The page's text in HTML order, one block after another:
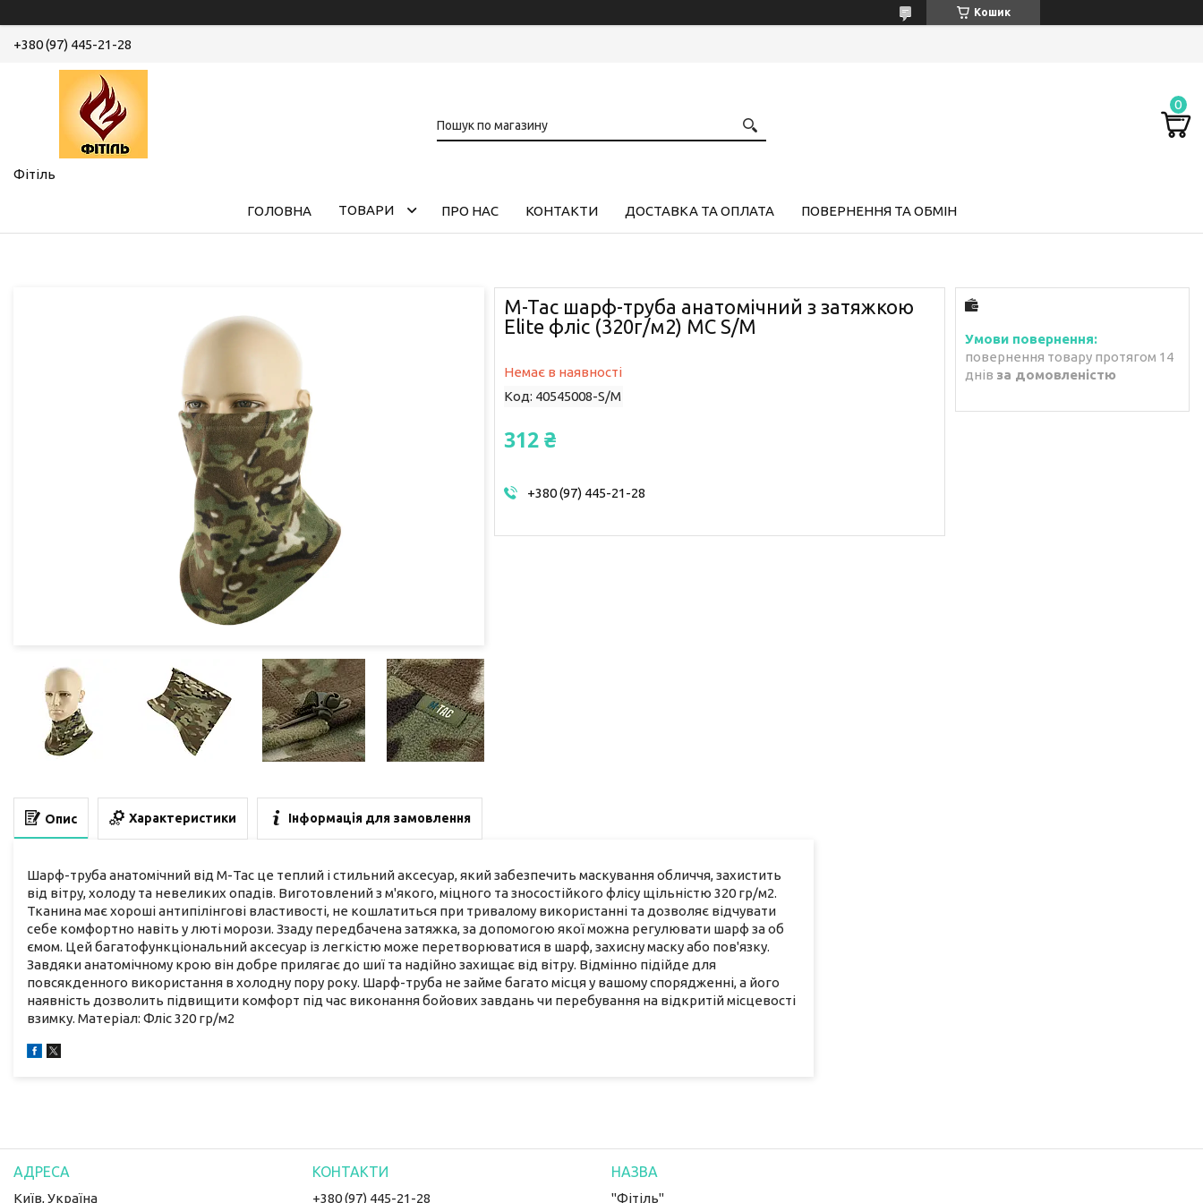
Кошик
+380 (97) 445-21-28
Фітіль
ГОЛОВНА ТОВАРИ ПРО НАС КОНТАКТИ ДОСТАВКА ТА ОПЛАТА ПОВЕРНЕННЯ ТА ОБМІН
M-Tac шарф-труба анатомічний з затяжкою
Elite фліс (320г/м2) MC S/M
Немає в наявності
Код: 40545008-S/M
312 ₴
+380 (97) 445-21-28
повернення товару протягом 14
днів за домовленістю
Опис Характеристики Інформація для замовлення
Шарф-труба анатомічний від М-Тас це теплий і стильний аксесуар, який забезпечить маскування обличчя, захистить
від вітру, холоду та невеликих опадів. Виготовлений з м'якого, міцного та зносостійкого флісу щільністю 320 гр/м2.
Тканина має хороші антипілінгові властивості, не кошлатиться при тривалому використанні та дозволяє відчувати
себе комфортно навіть у люті морози. Ззаду передбачена затяжка, за допомогою якої можна регулювати шарф за об
ємом. Цей багатофункціональний аксесуар із легкістю може перетворюватися в шарф, захисну маску або пов'язку.
Завдяки анатомічному крою він добре прилягає до шиї та надійно захищає від вітру. Відмінно підійде для
повсякденного використання в холодну пору року. Шарф-труба не займе багато місця у вашому спорядженні, а його
наявність дозволить підвищити комфорт під час виконання бойових завдань чи перебування на відкритій місцевості
взимку. Матеріал: Фліс 320 гр/м2
Київ, Україна +380 (97) 445-21-28 "Фітіль"